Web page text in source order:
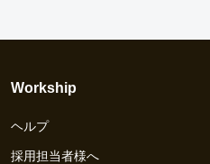
Workship
ヘルプ
採用担当者様へ